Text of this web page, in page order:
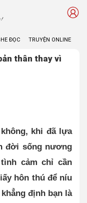
!
ĐỌC TRUYỆN ONLINE
thân thay vì
khi đã lựa
đời sống nương
cảm chỉ cần
hôn thú để níu
định bạn là